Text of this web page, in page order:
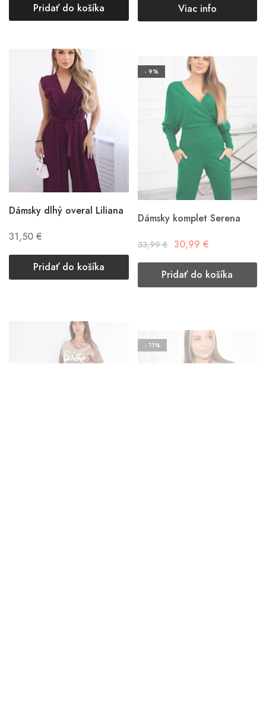
Pridať do košíka Viac info
Dámsky dlhý overal Liliana
31,50 €
Pridať do košíka Pridať do košíka